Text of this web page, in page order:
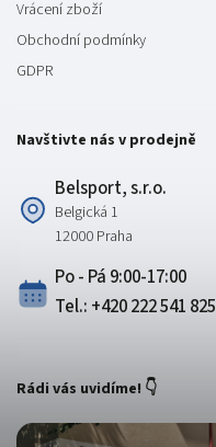
Vrácení zboží
Obchodní podmínky
GDPR
Navštivte nás v prodejně
Belsport, s.r.o.
Belgická 1
12000 Praha
Po - Pá 9:00-17:00
Tel.: +420 222 541 825
Rádi vás uvidíme! 👇